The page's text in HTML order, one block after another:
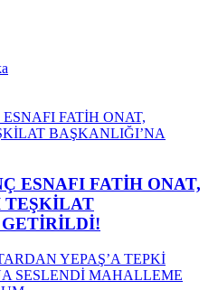
ESNAFI FATİH ONAT,
TEŞKİLAT